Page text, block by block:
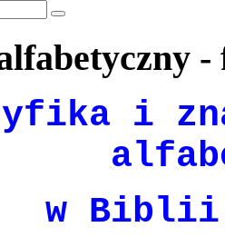
-
i
w Biblii